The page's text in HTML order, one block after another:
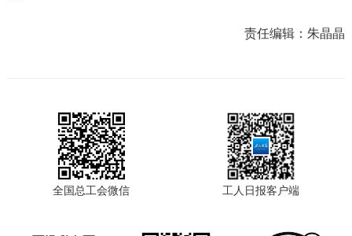
责任编辑：朱晶晶
全国总工会微信 工人日报客户端